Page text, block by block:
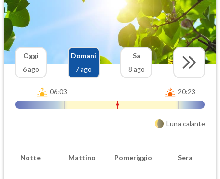
Oggi
6 ago
Domani
7 ago
Sa
8 ago
06:03 20:23
Luna calante
Notte Mattino Pomeriggio Sera